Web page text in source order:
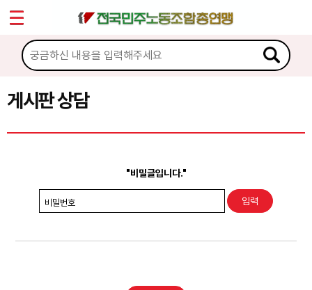
게시판 상담
"비밀글입니다."
비밀번호
마이페이지
소개
소식
노동상담
권리찾기수첩 검색
찾아보기
Sketchbook5, 스케치북5
Sketchbook5, 스케치북5